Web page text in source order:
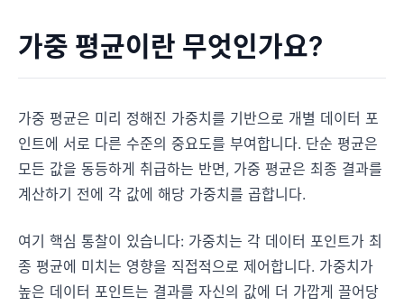
가중 평균이란 무엇인가요?
가중 평균은 미리 정해진 가중치를 기반으로 개별 데이터 포
인트에 서로 다른 수준의 중요도를 부여합니다. 단순 평균은
모든 값을 동등하게 취급하는 반면, 가중 평균은 최종 결과를
계산하기 전에 각 값에 해당 가중치를 곱합니다.
여기 핵심 통찰이 있습니다: 가중치는 각 데이터 포인트가 최
종 평균에 미치는 영향을 직접적으로 제어합니다. 가중치가
높은 데이터 포인트는 결과를 자신의 값에 더 가깝게 끌어당